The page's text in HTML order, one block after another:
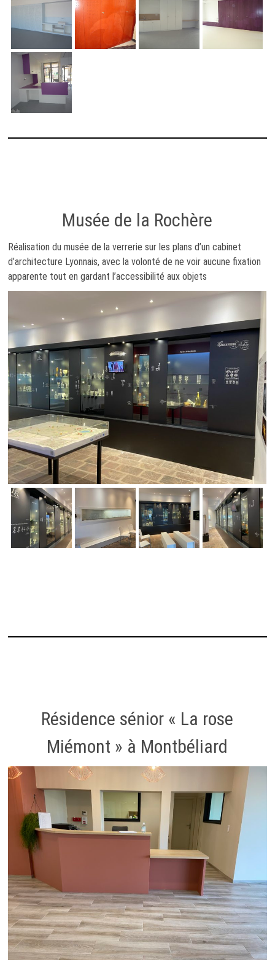
Musée de la Rochère
Réalisation du musée de la verrerie sur les plans d’un cabinet
d’architecture Lyonnais, avec la volonté de ne voir aucune fixation
apparente tout en gardant l’accessibilité aux objets
Résidence sénior « La rose
Miémont » à Montbéliard